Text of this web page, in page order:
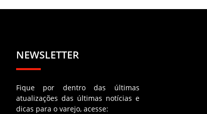
NEWSLETTER
Fique por dentro das últimas
atualizações das últimas notícias e
dicas para o varejo, acesse: